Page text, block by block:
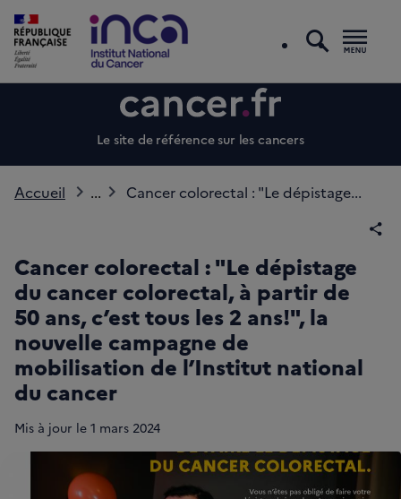
Le site de référence sur les cancers
Accueil ... Cancer colorectal : "Le dépistage...
Cancer colorectal : "Le dépistage
du cancer colorectal, à partir de
50 ans, c’est tous les 2 ans!", la
nouvelle campagne de
mobilisation de l’Institut national
du cancer
Mis à jour le 1 mars 2024